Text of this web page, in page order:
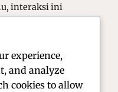
interaksi ini
yang
experience,
and analyze
cookies to allow